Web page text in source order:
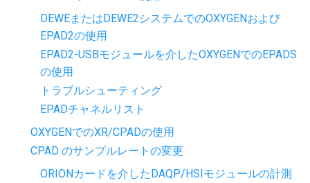
DEWEまたはDEWE2システムでのOXYGENおよび
EPAD2の使用
EPAD2-USBモジュールを介したOXYGENでのEPADS
の使用
トラブルシューティング
EPADチャネルリスト
OXYGENでのXR/CPADの使用
CPAD のサンプルレートの変更
ORIONカードを介したDAQP/HSIモジュールの計測